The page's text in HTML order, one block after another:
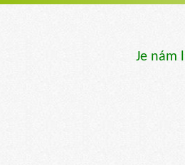
Je nám